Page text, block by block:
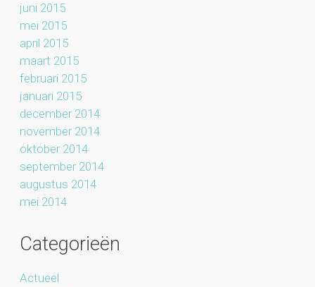
juni 2015
mei 2015
april 2015
maart 2015
februari 2015
januari 2015
december 2014
november 2014
oktober 2014
september 2014
augustus 2014
mei 2014
Categorieën
Actueel